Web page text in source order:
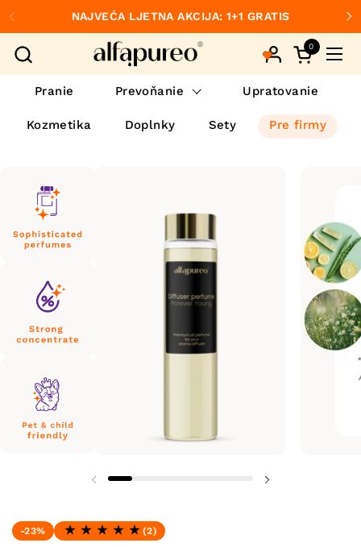
Preskočiť na obsah
Predchádzajúce
NAJVEĆA LJETNA AKCIJA: 1+1 GRATIS
Otvorte
0
Pranie Prevoňanie Upratovanie
Kozmetika Doplnky Sety Pre firmy
-23%
Hodnotenie: 5.0 z 5
(2)